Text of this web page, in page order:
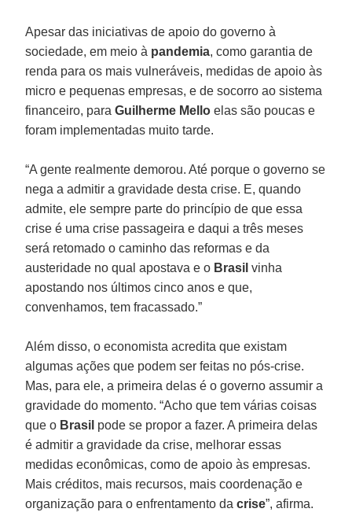
Apesar das iniciativas de apoio do governo à
sociedade, em meio à pandemia, como garantia de
renda para os mais vulneráveis, medidas de apoio às
micro e pequenas empresas, e de socorro ao sistema
financeiro, paraGuilherme Mello elas são poucas e
foram implementadas muito tarde.
“A gente realmente demorou. Até porque o governo se
nega a admitir a gravidade desta crise. E, quando
admite, ele sempre parte do princípio de que essa
crise é uma crise passageira e daqui a três meses
será retomado o caminho das reformas e da
austeridade no qual apostava e o Brasil vinha
apostando nos últimos cinco anos e que,
convenhamos, tem fracassado.”
Além disso, o economista acredita que existam
algumas ações que podem ser feitas no pós-crise.
Mas, para ele, a primeira delas é o governo assumir a
gravidade do momento. “Acho que tem várias coisas
que o Brasil pode se propor a fazer. A primeira delas
é admitir a gravidade da crise, melhorar essas
medidas econômicas, como de apoio às empresas.
Mais créditos, mais recursos, mais coordenação e
organização para o enfrentamento dacrise”, afirma.